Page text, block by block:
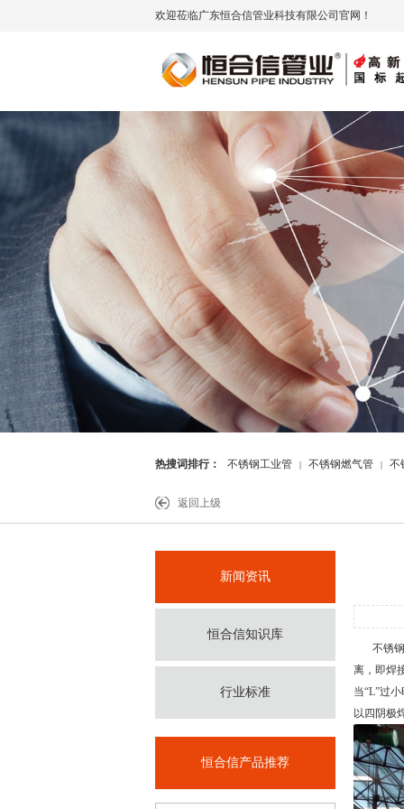
欢迎莅临广东恒合信管业科技有限公司官网！
热搜词排行： 不锈钢工业管 | 不锈钢燃气管 | 不
返回上级
新闻资讯
恒合信知识库
行业标准
恒合信产品推荐
不锈
离，即焊
当“L”过
以四阴极